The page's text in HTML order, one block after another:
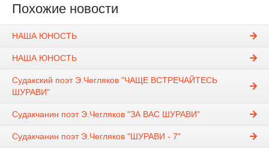
Похожие новости
НАША ЮНОСТЬ
НАША ЮНОСТЬ
Судакский поэт Э.Чегляков "ЧАЩЕ ВСТРЕЧАЙТЕСЬ
ШУРАВИ"
Судакчанин поэт Э.Чегляков "ЗА ВАС ШУРАВИ"
Судакчанин поэт Э.Чегляков "ШУРАВИ - 7"